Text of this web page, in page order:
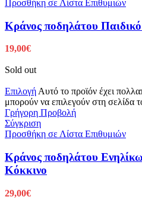
Προσθήκη σε Λίστα Επιθυμιών
Κράνος ποδηλάτου
19,00€
Sold out
ΕπιλογήΑυτό το προϊόν έχει
μπορούν να επιλεγούν στη σελίδα
Γρήγορη Προβολή
Σύγκριση
Προσθήκη σε Λίστα Επιθυμιών
Κράνος ποδηλάτου
Κόκκινο
29,00€